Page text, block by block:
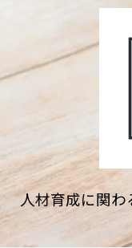
人材育成に関わ